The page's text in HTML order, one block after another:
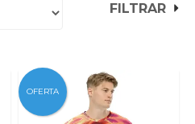
FILTRAR
OFERTA